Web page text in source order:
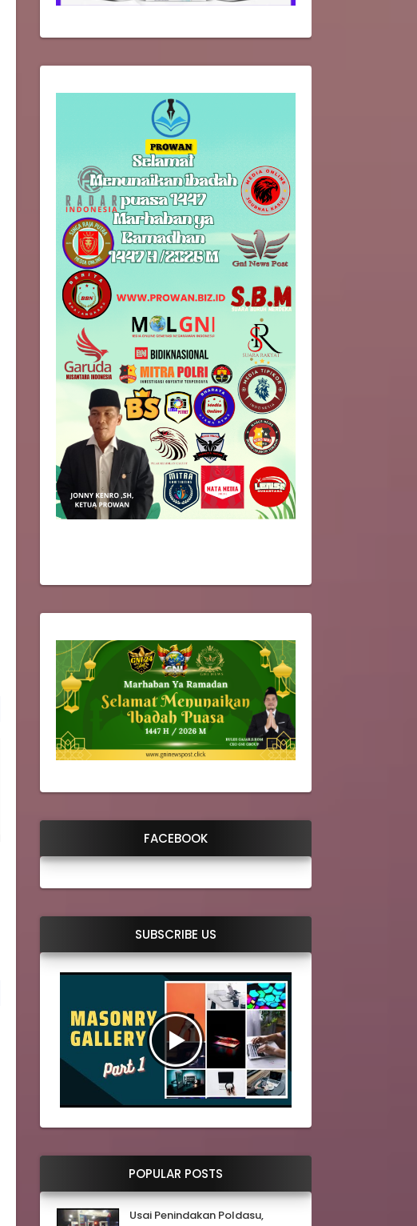
FACEBOOK
SUBSCRIBE US
POPULAR POSTS
Usai Penindakan Poldasu,